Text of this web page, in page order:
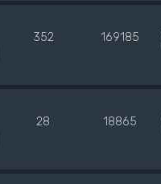
352 169185
28 18865